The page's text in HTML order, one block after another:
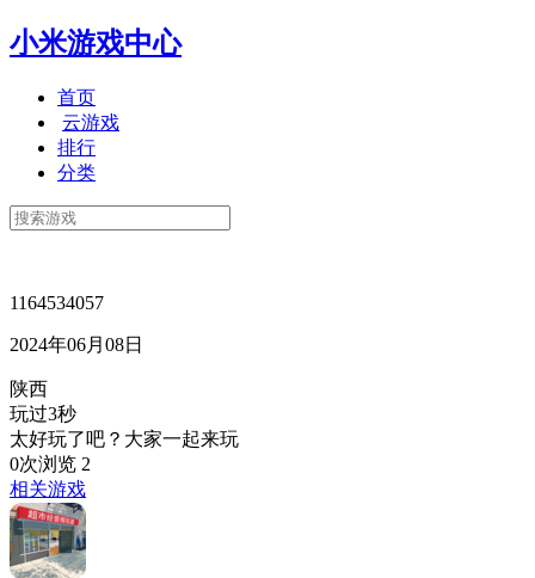
小米游戏中心
首页
云游戏
排行
分类
1164534057
2024年06月08日
陕西
玩过3秒
太好玩了吧？大家一起来玩
0次浏览 2
相关游戏